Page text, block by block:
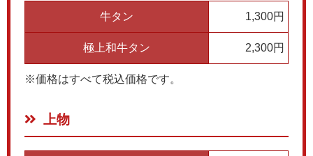
牛タン 1,300円
極上和牛タン 2,300円
※価格はすべて税込価格です。
上物